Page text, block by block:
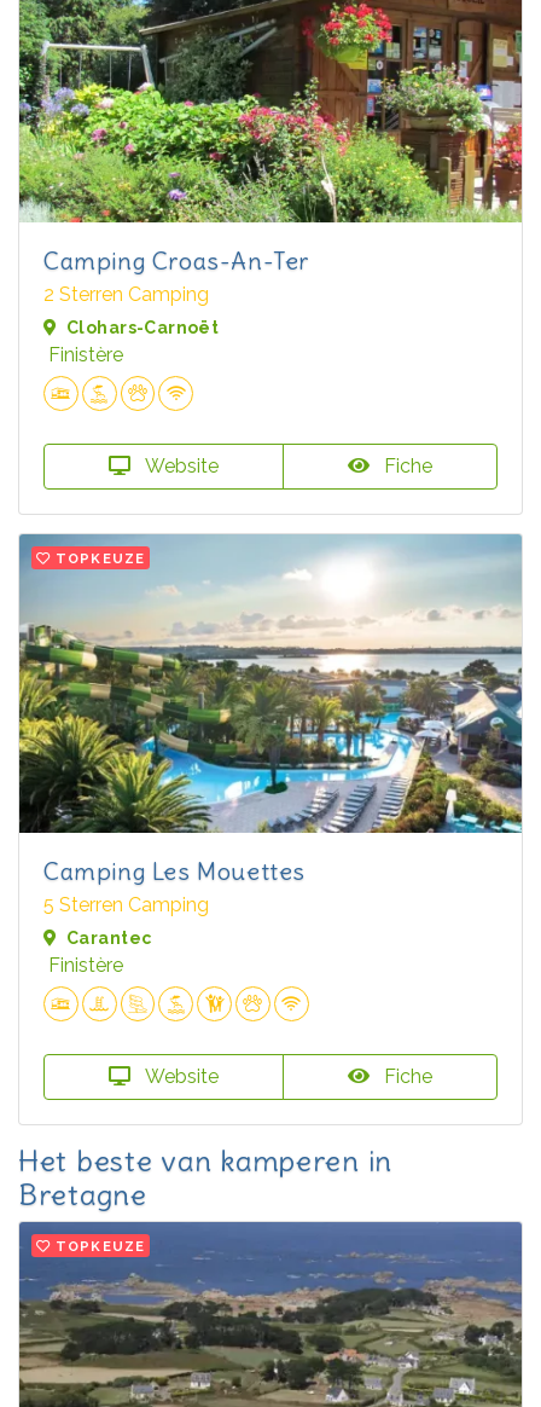
Camping Croas-An-Ter
2 Sterren Camping
Clohars-Carnoët
Finistère
Website Fiche
TOPKEUZE
Camping Les Mouettes
5 Sterren Camping
Carantec
Finistère
Website Fiche
Het beste van kamperen in
Bretagne
TOPKEUZE